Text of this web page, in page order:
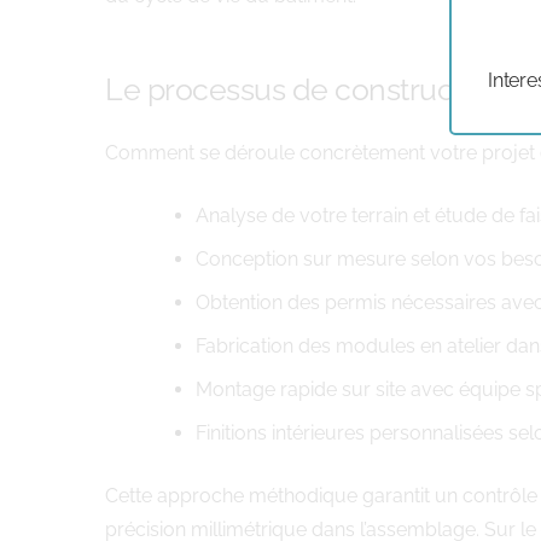
Le processus de construction
Comment se déroule concrètement votre projet
Analyse de votre terrain et étude de
Conception sur mesure selon vos
Obtention des permis nécessaires
Fabrication des modules en atelier
Montage rapide sur site avec équipe
Finitions intérieures personnalisées
Cette approche méthodique garantit un
précision millimétrique dans l’assemblage. Sur